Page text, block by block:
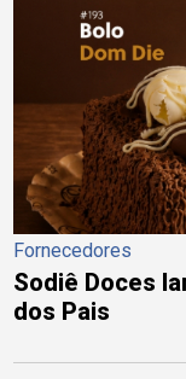
Fornecedores
Sodiê Doces
dos Pais